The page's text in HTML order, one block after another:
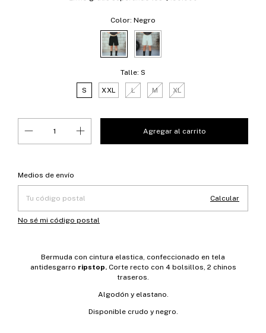
Color: Negro
Talle: S
S XXL L M XL
Entregas para el CP:
Medios de envío
Calcular
No sé mi código postal
Bermuda con cintura elastica, confeccionado en tela
antidesgarro ripstop. Corte recto con 4 bolsillos, 2 chinos
traseros.
Algodón y elastano.
Disponible crudo y negro.